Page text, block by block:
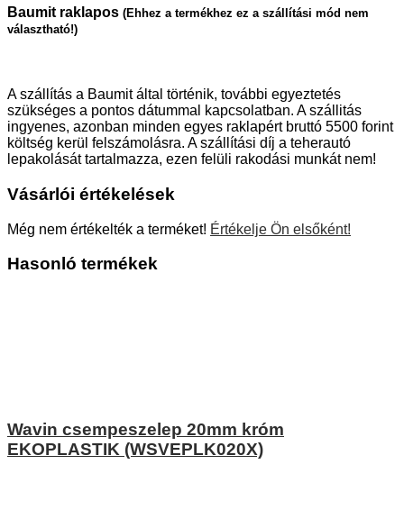
Baumit raklapos (Ehhez a termékhez ez a szállítási mód nem
választható!)
A szállítás a Baumit által történik, további egyeztetés
szükséges a pontos dátummal kapcsolatban. A szállitás
ingyenes, azonban minden egyes raklapért bruttó 5500 forint
költség kerül felszámolásra. A szállítási díj a teherautó
lepakolását tartalmazza, ezen felüli rakodási munkát nem!
Vásárlói értékelések
Még nem értékelték a terméket! Értékelje Ön elsőként!
Hasonló termékek
Wavin csempeszelep 20mm króm
EKOPLASTIK (WSVEPLK020X)